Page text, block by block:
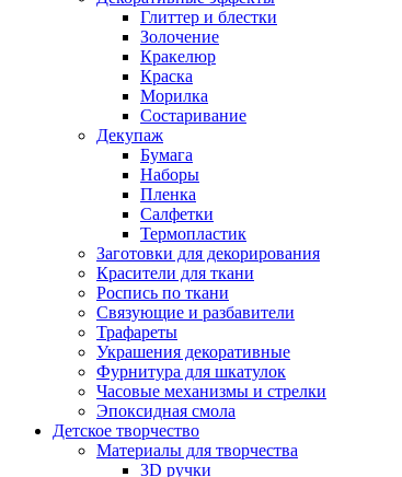
Глиттер и блестки
Золочение
Кракелюр
Краска
Морилка
Состаривание
Декупаж
Бумага
Наборы
Пленка
Салфетки
Термопластик
Заготовки для декорирования
Красители для ткани
Роспись по ткани
Связующие и разбавители
Трафареты
Украшения декоративные
Фурнитура для шкатулок
Часовые механизмы и стрелки
Эпоксидная смола
Детское творчество
Материалы для творчества
3D ручки